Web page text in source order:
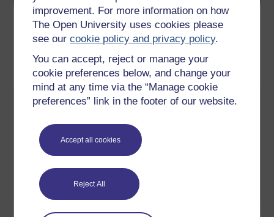
improvement. For more information on how
The Open University uses cookies please
see ourcookie policy and privacy policy.
You can accept, reject or manage your
cookie preferences below, and change your
mind at any time via the “Manage cookie
preferences” link in the footer of our website.
Accept all cookies
Reject All
Life or Death Decisions
Ever heard of advance care planning? Setting out what you’d
want to happen to you if you became too unwell to make your
own decisions doesn’t have to be morbid but can be incredibly
helpful and give you peace of mind. Find out more in this